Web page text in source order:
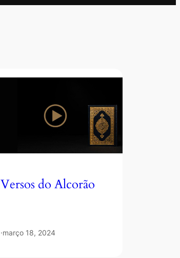
Versos do Alcorão
·março 18, 2024